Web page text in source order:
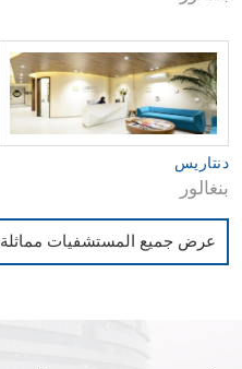
دنتاريس
بنغالور
عرض جميع المستشفيات مماثلة